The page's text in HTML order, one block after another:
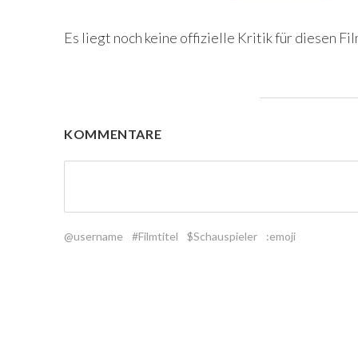
Es liegt noch keine offizielle Kritik für diesen
KOMMENTARE
@username #Filmtitel $Schauspieler :emoji